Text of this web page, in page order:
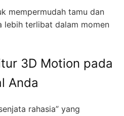
mempermudah tamu dan
lebih terlibat dalam momen
3D Motion pada
Anda
rahasia” yang